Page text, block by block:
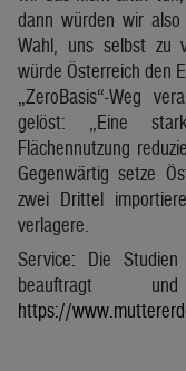
dann würden wir
Wahl, uns selbst zu
würde Österreich den
„ZeroBasis“-Weg
gelöst: „Eine
Flächennutzung
Gegenwärtig setze
zwei Drittel
verlagere.
Service: Die
beauftragt
https://